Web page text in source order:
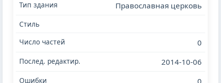
Православная церковь
0
2014-10-06